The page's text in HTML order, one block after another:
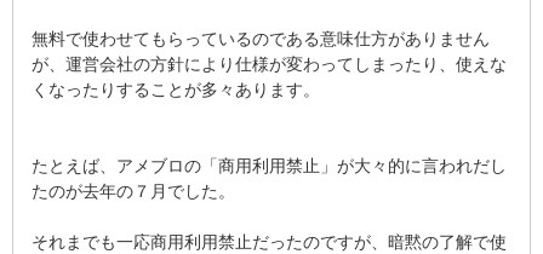
無料で使わせてもらっているのである意味仕方がありません
が、運営会社の方針により仕様が変わってしまったり、使えな
くなったりすることが多々あります。
たとえば、アメブロの「商用利用禁止」が大々的に言われだし
たのが去年の７月でした。
それまでも一応商用利用禁止だったのですが、暗黙の了解で使